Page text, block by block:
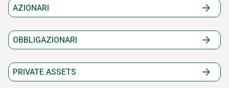
AZIONARI
OBBLIGAZIONARI
PRIVATE ASSETS